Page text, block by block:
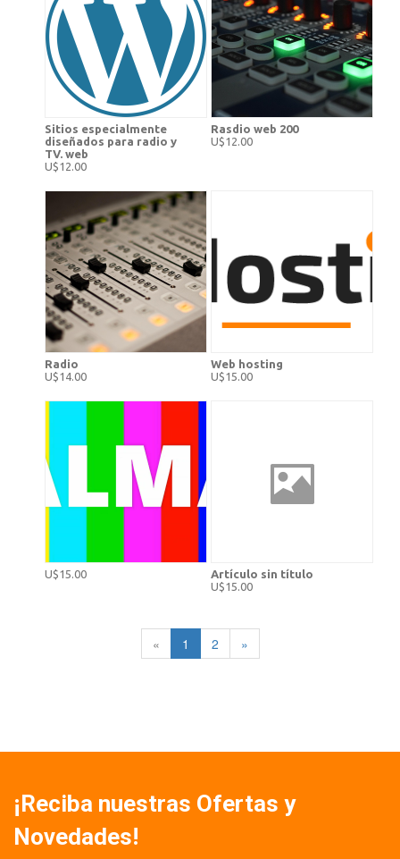
Sitios especialmente
diseñados para radio y
TV. web
U$12.00
Rasdio web 200
U$12.00
Radio
U$14.00
Web hosting
U$15.00
U$15.00
Artículo sin título
U$15.00
« 1 2 »
¡Reciba nuestras Ofertas y
Novedades!